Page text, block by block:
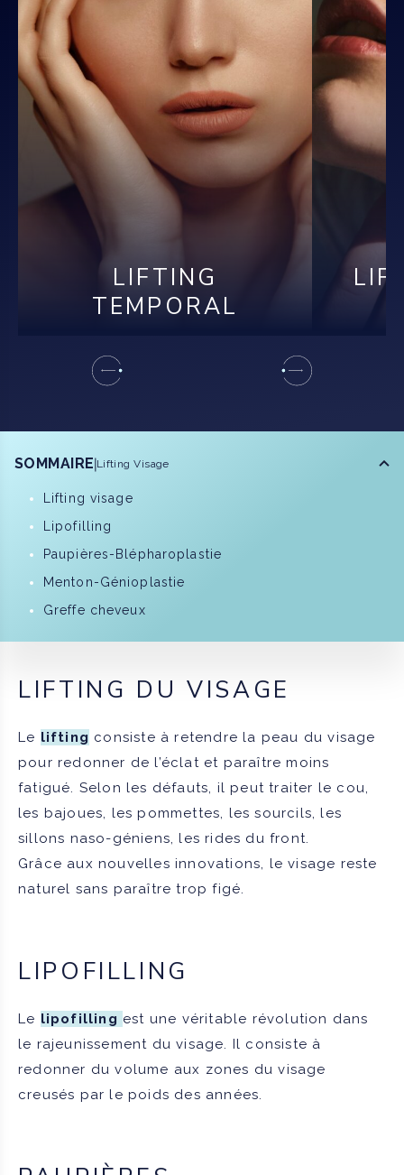
EN SAVOIR PLUS
LIFTING
TEMPORAL
SOMMAIRE Lifting Visage
Lifting visage
Lipofilling
Paupières-Blépharoplastie
Menton-Génioplastie
Greffe cheveux
LIFTING DU VISAGE
Le lifting consiste à retendre la peau du visage
pour redonner de l’éclat et paraître moins
fatigué. Selon les défauts, il peut traiter le cou,
les bajoues, les pommettes, les sourcils, les
sillons naso-géniens, les rides du front.
Grâce aux nouvelles innovations, le visage reste
naturel sans paraître trop figé.
LIPOFILLING
Le lipofilling est une véritable révolution dans
le rajeunissement du visage. Il consiste à
redonner du volume aux zones du visage
creusés par le poids des années.